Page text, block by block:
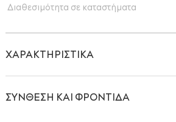
Διαθεσιμότητα σε καταστήματα
ΧΑΡΑΚΤΗΡΙΣΤΙΚΑ
ΣΥΝΘΕΣΗ ΚΑΙ ΦΡΟΝΤΙΔΑ